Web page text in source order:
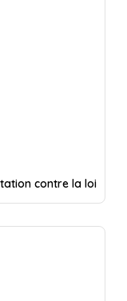
contre la loi